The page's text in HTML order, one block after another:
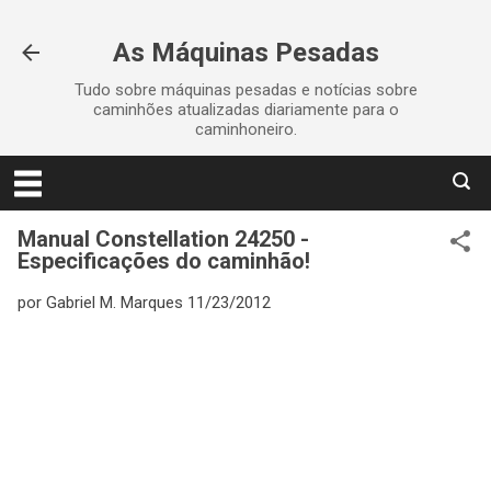
As Máquinas Pesadas
Tudo sobre máquinas pesadas e notícias sobre
caminhões atualizadas diariamente para o
caminhoneiro.
Manual Constellation 24250 -
Especificações do caminhão!
por Gabriel M. Marques 11/23/2012